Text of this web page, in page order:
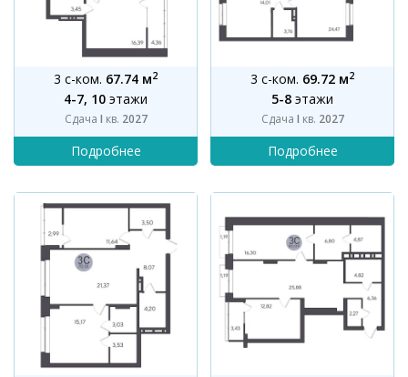
3 с-ком. 67.74 м2
4-7, 10 этажи
Сдача I кв. 2027
3 с-ком. 69.72 м2
5-8 этажи
Сдача I кв. 2027